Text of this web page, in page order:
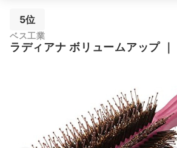
5位
ベス工業
ラディアナ ボリュームアップ｜